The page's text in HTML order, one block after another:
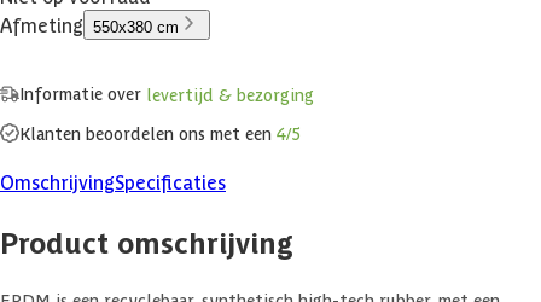
Afmeting 550x380 cm
Informatie over levertijd & bezorging
Klanten beoordelen ons met een 4/5
OmschrijvingSpecificaties
Product omschrijving